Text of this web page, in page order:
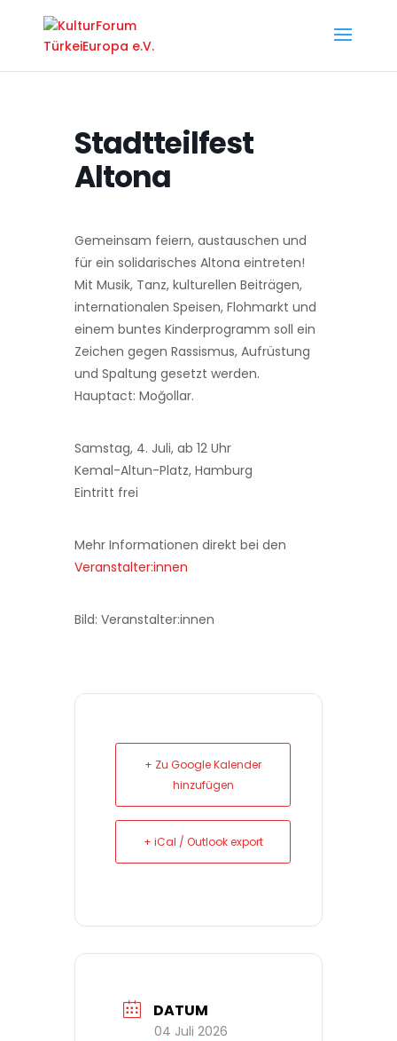
Stadtteilfest
Altona
Gemeinsam feiern, austauschen und
für ein solidarisches Altona eintreten!
Mit Musik, Tanz, kulturellen Beiträgen,
internationalen Speisen, Flohmarkt und
einem buntes Kinderprogramm soll ein
Zeichen gegen Rassismus, Aufrüstung
und Spaltung gesetzt werden.
Hauptact: Moğollar.
Samstag, 4. Juli, ab 12 Uhr
Kemal-Altun-Platz, Hamburg
Eintritt frei
Mehr Informationen direkt bei den
Veranstalter:innen
Bild: Veranstalter:innen
+ Zu Google Kalender
hinzufügen
+ iCal / Outlook export
DATUM
04 Juli 2026